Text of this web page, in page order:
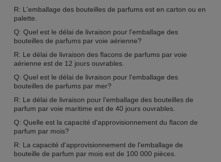
R: L'emballage des bouteilles de parfums est en carton ou en
palette.
Q: Quel est le délai de livraison pour l'emballage des
bouteilles de parfums par voie aérienne?
R: Le délai de livraison des flacons de parfums par voie
aérienne est de 12 jours ouvrables.
Q: Quel est le délai de livraison pour l'emballage des
bouteilles de parfums par mer?
R: Le délai de livraison pour l'emballage des bouteilles de
parfum par voie maritime est de 40 jours ouvrables.
Q: Quelle est la capacité d'approvisionnement du flacon de
parfum par mois?
R: La capacité d'approvisionnement de l'emballage de
bouteille de parfum par mois est de 100 000 pièces.